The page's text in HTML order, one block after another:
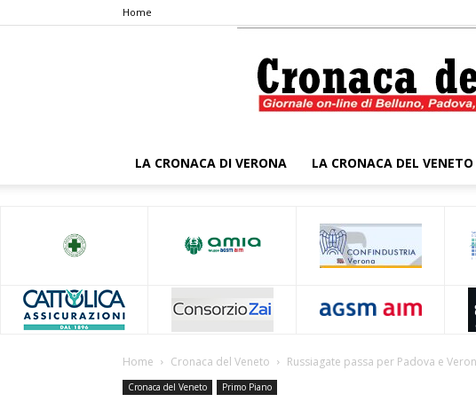
Home
LA CRONACA DI VERONA LA CRONACA DEL VENETO
Home Cronaca del Veneto Russiagate passa per Padova e
Cronaca del Veneto Primo Piano